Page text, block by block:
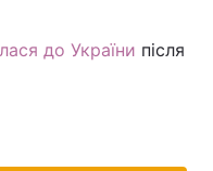
до України після